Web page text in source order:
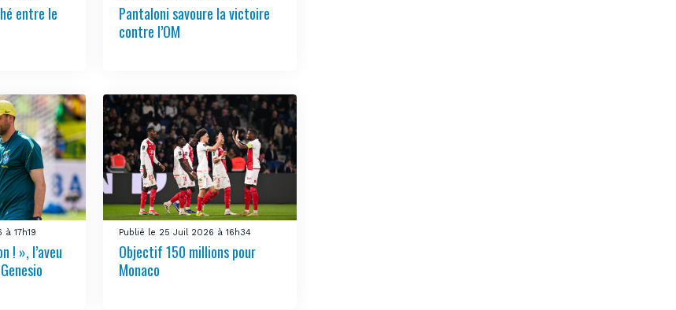
entre le
Pantaloni savoure la victoire
contre l’OM
17h19
! », l’aveu
Publié le 25 Juil 2026 à 16h34
Objectif 150 millions pour
Monaco